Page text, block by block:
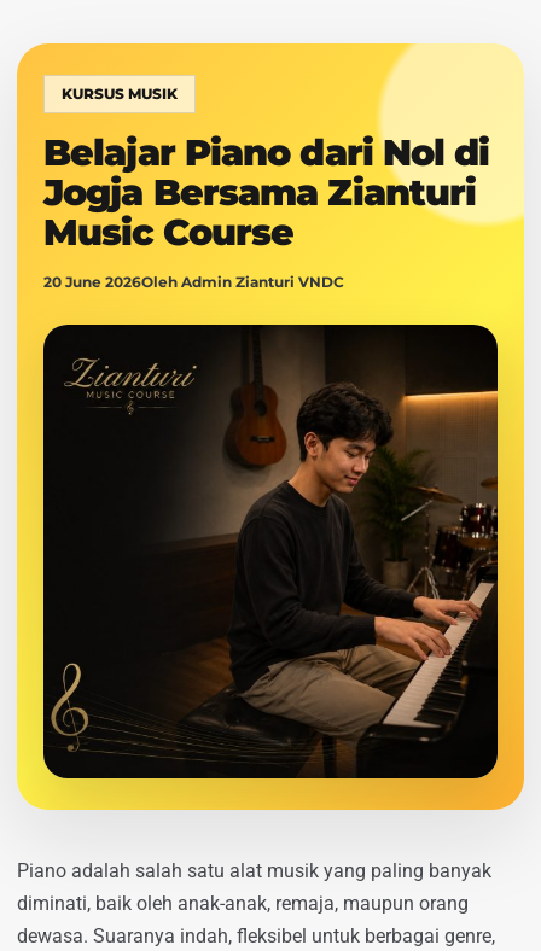
KURSUS MUSIK
Belajar Piano dari Nol di
Jogja Bersama Zianturi
Music Course
20 June 2026Oleh Admin Zianturi VNDC
Piano adalah salah satu alat musik yang paling banyak
diminati, baik oleh anak-anak, remaja, maupun orang
dewasa. Suaranya indah, fleksibel untuk berbagai genre,